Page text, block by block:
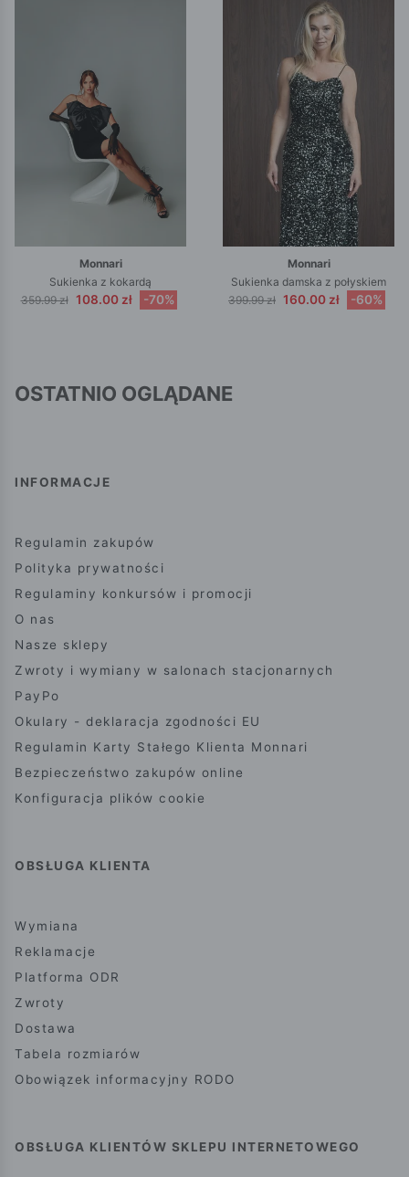
Monnari
Sukienka z kokardą
359.99 zł 108.00 zł -70%
Monnari
Sukienka damska z połyskiem
399.99 zł 160.00 zł -60%
OSTATNIO OGLĄDANE
INFORMACJE
Regulamin zakupów
Polityka prywatności
Regulaminy konkursów i promocji
O nas
Nasze sklepy
Zwroty i wymiany w salonach stacjonarnych
PayPo
Okulary - deklaracja zgodności EU
Regulamin Karty Stałego Klienta Monnari
Bezpieczeństwo zakupów online
Konfiguracja plików cookie
OBSŁUGA KLIENTA
Wymiana
Reklamacje
Platforma ODR
Zwroty
Dostawa
Tabela rozmiarów
Obowiązek informacyjny RODO
OBSŁUGA KLIENTÓW SKLEPU INTERNETOWEGO